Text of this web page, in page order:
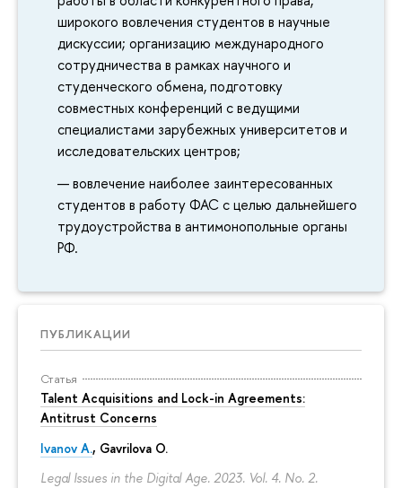
широкого вовлечения студентов в научные
дискуссии; организацию международного
сотрудничества в рамках научного и
студенческого обмена, подготовку
совместных конференций с ведущими
специалистами зарубежных университетов и
исследовательских центров;
вовлечение наиболее заинтересованных
студентов в работу ФАС с целью дальнейшего
трудоустройства в антимонопольные органы
РФ.
ПУБЛИКАЦИИ
Статья
Talent Acquisitions and Lock-in Agreements:
Antitrust Concerns
Ivanov A., Gavrilova O.
Legal Issues in the Digital Age. 2023. Vol. 4. No. 2.